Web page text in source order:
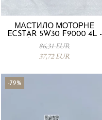
МАСТИЛО МОТОРНЕ
ECSTAR 5W30 F9000 4L -
Suzuki 990R0-21E72-004
86,31 EUR
37,72 EUR
-79%